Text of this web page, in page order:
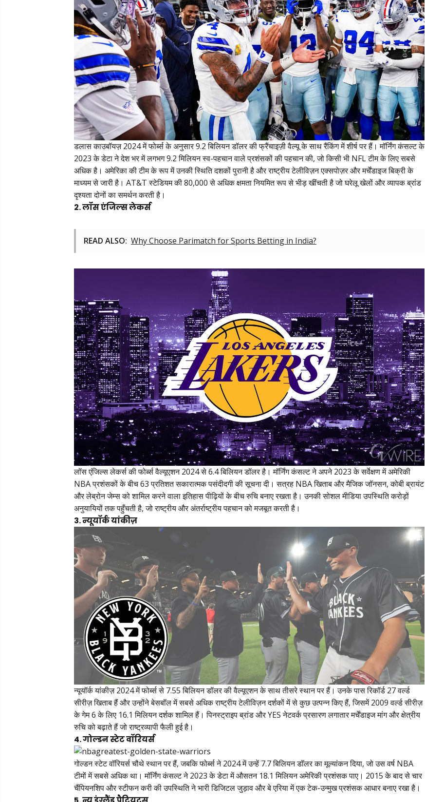
डलास काउबॉयज़ 2024 में फोर्ब्स के अनुसार 9.2 बिलियन डॉलर की फ्रैंचाइज़ी वैल्यू के साथ रैंकिंग में शीर्ष पर हैं। मॉर्निंग कंसल्ट के
2023 के डेटा ने देश भर में लगभग 9.2 मिलियन स्व-पहचान वाले प्रशंसकों की पहचान की, जो किसी भी NFL टीम के लिए सबसे
अधिक है। अमेरिका की टीम के रूप में उनकी स्थिति दशकों पुरानी है और राष्ट्रीय टेलीविज़न एक्सपोज़र और मर्चेंडाइज बिक्री के
माध्यम से जारी है। AT&T स्टेडियम की 80,000 से अधिक क्षमता नियमित रूप से भीड़ खींचती है जो घरेलू खेलों और व्यापक ब्रांड
दृश्यता दोनों का समर्थन करती है।
2. लॉस एंजिल्स लेकर्स
READ ALSO: Why Choose Parimatch for Sports Betting in India?
लॉस एंजिल्स लेकर्स की फोर्ब्स वैल्यूएशन 2024 से 6.4 बिलियन डॉलर है। मॉर्निंग कंसल्ट ने अपने 2023 के सर्वेक्षण में अमेरिकी
NBA प्रशंसकों के बीच 63 प्रतिशत सकारात्मक पसंदीदगी की सूचना दी। सत्रह NBA खिताब और मैजिक जॉनसन, कोबी ब्रायंट
और लेब्रोन जेम्स को शामिल करने वाला इतिहास पीढ़ियों के बीच रुचि बनाए रखता है। उनकी सोशल मीडिया उपस्थिति करोड़ों
अनुयायियों तक पहुँचती है, जो राष्ट्रीय और अंतर्राष्ट्रीय पहचान को मजबूत करती है।
3. न्यूयॉर्क यांकीज़
न्यूयॉर्क यांकीज़ 2024 में फोर्ब्स से 7.55 बिलियन डॉलर की वैल्यूएशन के साथ तीसरे स्थान पर हैं। उनके पास रिकॉर्ड 27 वर्ल्ड
सीरीज़ खिताब हैं और उन्होंने बेसबॉल में सबसे अधिक राष्ट्रीय टेलीविज़न दर्शकों में से कुछ उत्पन्न किए हैं, जिसमें 2009 वर्ल्ड सीरीज़
के गेम 6 के लिए 16.1 मिलियन दर्शक शामिल हैं। पिनस्ट्राइप ब्रांड और YES नेटवर्क प्रसारण लगातार मर्चेंडाइज मांग और क्षेत्रीय
रुचि को बढ़ाते हैं जो राष्ट्रव्यापी फैली हुई है।
4. गोल्डन स्टेट वॉरियर्स
गोल्डन स्टेट वॉरियर्स चौथे स्थान पर हैं, जबकि फोर्ब्स ने 2024 में उन्हें 7.7 बिलियन डॉलर का मूल्यांकन दिया, जो उस वर्ष NBA
टीमों में सबसे अधिक था। मॉर्निंग कंसल्ट ने 2023 के डेटा में औसतन 18.1 मिलियन अमेरिकी प्रशंसक पाए। 2015 के बाद से चार
चैंपियनशिप और स्टीफन करी की उपस्थिति ने भारी डिजिटल जुड़ाव और बे एरिया में एक टेक-उन्मुख प्रशंसक आधार बनाए रखा है।